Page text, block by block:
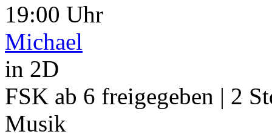
19:00 Uhr
Michael
in 2D
FSK ab 6 freigegeben | 2
Musik